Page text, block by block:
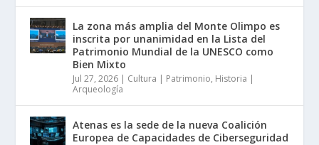
La zona más amplia del Monte Olimpo es
inscrita por unanimidad en la Lista del
Patrimonio Mundial de la UNESCO como
Bien Mixto
Jul 27, 2026 | Cultura | Patrimonio, Historia |
Arqueología
Atenas es la sede de la nueva Coalición
Europea de Capacidades de Ciberseguridad